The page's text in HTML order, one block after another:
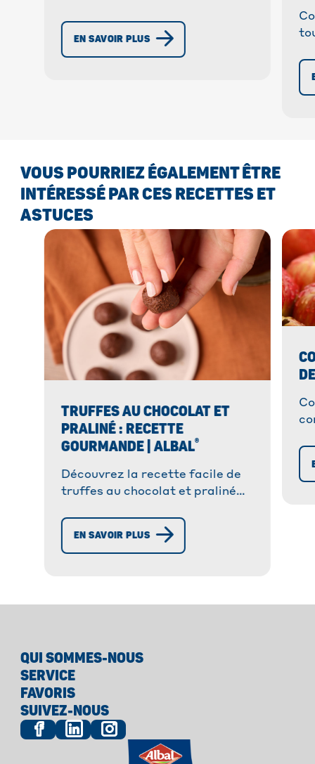
décongeler de la crème fraiche
avec nos conseils pratiques.
EN SAVOIR PLUS
VOUS POURRIEZ ÉGALEMENT ÊTRE
INTÉRESSÉ PAR CES RECETTES ET
ASTUCES
TRUFFES AU CHOCOLAT ET
PRALINÉ : RECETTE
GOURMANDE | ALBAL®
Découvrez la recette facile de
truffes au chocolat et praliné
confit. Préparez-les avec Albal
pour un moment de douceur !
EN SAVOIR PLUS
QUI SOMMES-NOUS
SERVICE
FAVORIS
SUIVEZ-NOUS